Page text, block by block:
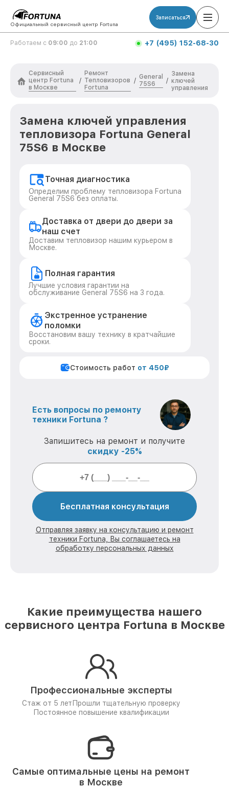
Официальный сервисный центр Fortuna
Записаться
Работаем с 09:00 до 21:00 +7 (495) 152-68-30
Сервисный
центр Fortuna
в Москве
/
Ремонт
Тепловизоров
Fortuna
/
General
75S6
/
Замена
ключей
управления
Замена ключей управления
тепловизора Fortuna General
75S6 в Москве
Точная диагностика
Определим проблему тепловизора Fortuna
General 75S6 без оплаты.
Доставка от двери до двери за
наш счет
Доставим тепловизор нашим курьером в
Москве.
Полная гарантия
Лучшие условия гарантии на
обслуживание General 75S6 на 3 года.
Экстренное устранение
поломки
Восстановим вашу технику в кратчайшие
сроки.
Стоимость работ от 450₽
Есть вопросы по ремонту
техники Fortuna ?
Запишитесь на ремонт и получите
скидку -25%
Бесплатная консультация
Отправляя заявку на консультацию и ремонт
техники Fortuna, Вы соглашаетесь на
обработку персональных данных
Какие преимущества нашего
сервисного центра Fortuna в Москве
Профессиональные эксперты
Стаж от 5 лет Прошли тщательную проверку
Постоянное повышение квалификации
Самые оптимальные цены на ремонт
в Москве